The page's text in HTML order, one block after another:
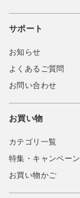
サポート
お知らせ
よくあるご質問
お問い合わせ
お買い物
カテゴリ一覧
特集・キャンペーン
お買い物かご